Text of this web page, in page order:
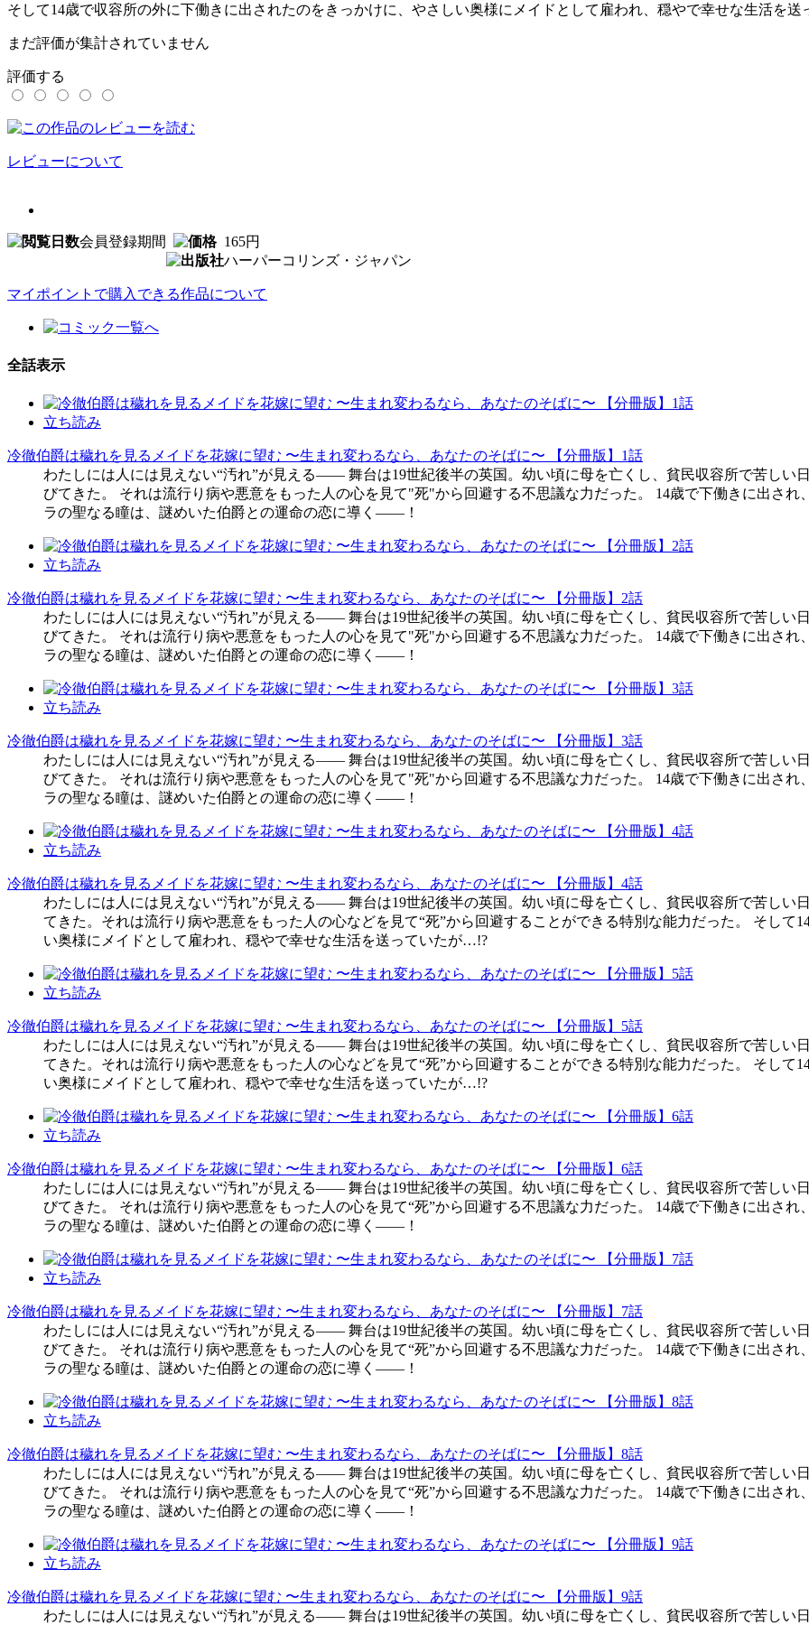
そして14歳で収容所の外に下働きに出されたのをきっかけに、やさしい奥様にメイドとして雇われ、穏やで幸せな生活を
まだ評価が集計されていません
評価する
レビューについて
会員登録期間
165円
ハーパーコリンズ・ジャパン
マイポイントで購入できる作品について
全話表示
立ち読み
冷徹伯爵は穢れを見るメイドを花嫁に望む 〜生まれ変わるなら、あなたのそばに〜 【分冊版】1話
わたしには人には見えない“汚れ”が見える―― 舞台は19世紀後半の英国。幼い頃に母を亡くし、貧民収容所で苦しい
びてきた。 それは流行り病や悪意をもった人の心を見て"死"から回避する不思議な力だった。 14歳で下働きに出さ
ラの聖なる瞳は、謎めいた伯爵との運命の恋に導く――！
立ち読み
冷徹伯爵は穢れを見るメイドを花嫁に望む 〜生まれ変わるなら、あなたのそばに〜 【分冊版】2話
わたしには人には見えない“汚れ”が見える―― 舞台は19世紀後半の英国。幼い頃に母を亡くし、貧民収容所で苦しい
びてきた。 それは流行り病や悪意をもった人の心を見て"死"から回避する不思議な力だった。 14歳で下働きに出さ
ラの聖なる瞳は、謎めいた伯爵との運命の恋に導く――！
立ち読み
冷徹伯爵は穢れを見るメイドを花嫁に望む 〜生まれ変わるなら、あなたのそばに〜 【分冊版】3話
わたしには人には見えない“汚れ”が見える―― 舞台は19世紀後半の英国。幼い頃に母を亡くし、貧民収容所で苦しい
びてきた。 それは流行り病や悪意をもった人の心を見て"死"から回避する不思議な力だった。 14歳で下働きに出さ
ラの聖なる瞳は、謎めいた伯爵との運命の恋に導く――！
立ち読み
冷徹伯爵は穢れを見るメイドを花嫁に望む 〜生まれ変わるなら、あなたのそばに〜 【分冊版】4話
わたしには人には見えない“汚れ”が見える―― 舞台は19世紀後半の英国。幼い頃に母を亡くし、貧民収容所で苦しい
てきた。それは流行り病や悪意をもった人の心などを見て“死”から回避することができる特別な能力だった。 そして
い奥様にメイドとして雇われ、穏やで幸せな生活を送っていたが…!?
立ち読み
冷徹伯爵は穢れを見るメイドを花嫁に望む 〜生まれ変わるなら、あなたのそばに〜 【分冊版】5話
わたしには人には見えない“汚れ”が見える―― 舞台は19世紀後半の英国。幼い頃に母を亡くし、貧民収容所で苦しい
てきた。それは流行り病や悪意をもった人の心などを見て“死”から回避することができる特別な能力だった。 そして
い奥様にメイドとして雇われ、穏やで幸せな生活を送っていたが…!?
立ち読み
冷徹伯爵は穢れを見るメイドを花嫁に望む 〜生まれ変わるなら、あなたのそばに〜 【分冊版】6話
わたしには人には見えない“汚れ”が見える―― 舞台は19世紀後半の英国。幼い頃に母を亡くし、貧民収容所で苦しい
びてきた。 それは流行り病や悪意をもった人の心を見て“死”から回避する不思議な力だった。 14歳で下働きに出さ
ラの聖なる瞳は、謎めいた伯爵との運命の恋に導く――！
立ち読み
冷徹伯爵は穢れを見るメイドを花嫁に望む 〜生まれ変わるなら、あなたのそばに〜 【分冊版】7話
わたしには人には見えない“汚れ”が見える―― 舞台は19世紀後半の英国。幼い頃に母を亡くし、貧民収容所で苦しい
びてきた。 それは流行り病や悪意をもった人の心を見て“死”から回避する不思議な力だった。 14歳で下働きに出さ
ラの聖なる瞳は、謎めいた伯爵との運命の恋に導く――！
立ち読み
冷徹伯爵は穢れを見るメイドを花嫁に望む 〜生まれ変わるなら、あなたのそばに〜 【分冊版】8話
わたしには人には見えない“汚れ”が見える―― 舞台は19世紀後半の英国。幼い頃に母を亡くし、貧民収容所で苦しい
びてきた。 それは流行り病や悪意をもった人の心を見て“死”から回避する不思議な力だった。 14歳で下働きに出さ
ラの聖なる瞳は、謎めいた伯爵との運命の恋に導く――！
立ち読み
冷徹伯爵は穢れを見るメイドを花嫁に望む 〜生まれ変わるなら、あなたのそばに〜 【分冊版】9話
わたしには人には見えない“汚れ”が見える―― 舞台は19世紀後半の英国。幼い頃に母を亡くし、貧民収容所で苦しい